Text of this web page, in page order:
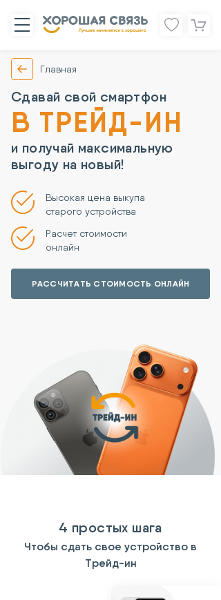
Главная
Сдавай свой смартфон
В ТРЕЙД-ИН
и получай максимальную
выгоду на новый!
Высокая цена выкупа
старого устройства
Расчет стоимости
онлайн
РАССЧИТАТЬ СТОИМОСТЬ ОНЛАЙН
4 простых шага
Чтобы сдать свое устройство в
Трейд-ин